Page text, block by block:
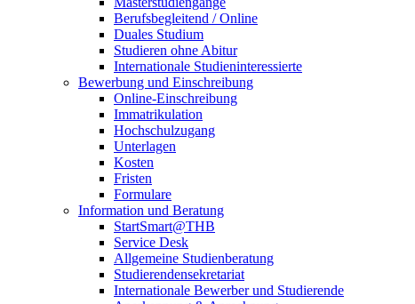
Berufsbegleitend / Online
Duales Studium
Studieren ohne Abitur
Internationale Studieninteressierte
Bewerbung und Einschreibung
Online-Einschreibung
Immatrikulation
Hochschulzugang
Unterlagen
Kosten
Fristen
Formulare
Information und Beratung
StartSmart@THB
Service Desk
Allgemeine Studienberatung
Studierendensekretariat
Internationale Bewerber und Studierende